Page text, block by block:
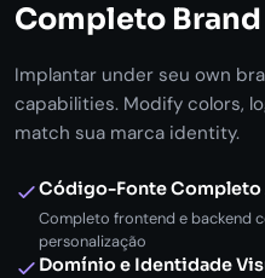
Completo
Implantar under seu own
capabilities. Modify colors,
match sua marca identity.
Código-Fonte Completo
Completo frontend e backend
personalização
Domínio e Identidade